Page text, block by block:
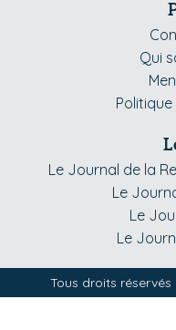
Qui
Le Journal de la
Le
Le
Le
Tous droits